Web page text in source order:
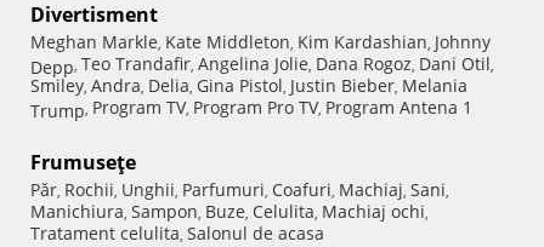
Divertisment
Meghan Markle, Kate Middleton, Kim Kardashian, Johnny
Depp, Teo Trandafir, Angelina Jolie, Dana Rogoz, Dani Otil,
Smiley, Andra, Delia, Gina Pistol, Justin Bieber, Melania
Trump, Program TV, Program Pro TV, Program Antena 1
Frumuseţe
Păr, Rochii, Unghii, Parfumuri, Coafuri, Machiaj, Sani,
Manichiura, Sampon, Buze, Celulita, Machiaj ochi,
Tratament celulita, Salonul de acasa